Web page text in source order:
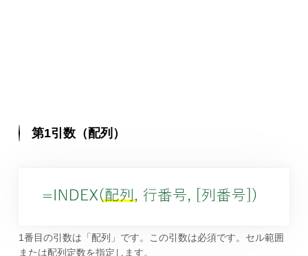
第1引数（配列）
1番目の引数は「配列」です。この引数は必須です。セル範囲
または配列定数を指定します。